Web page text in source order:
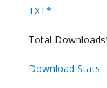
TXT*
Total
Download Stats